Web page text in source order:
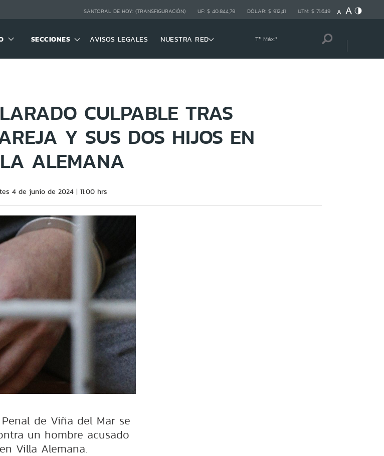
SANTORAL DE HOY: (TRANSFIGURACIÓN) UF: $ 40.844,79 DÓLAR: $ 912,41 UTM: $ 71.649
SECCIONES AVISOS LEGALES NUESTRA RED Tª Máx:º
CULPABLE TRAS
Y SUS DOS HIJOS EN
ALEMANA
4 de junio de 2024 11:00 hrs
de Viña del Mar se
un hombre acusado
Villa Alemana.